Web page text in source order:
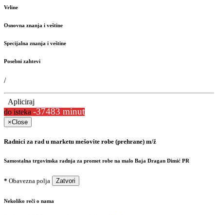
Vrline
Osnovna znanja i veštine
Specijalna znanja i veštine
Posebni zahtevi
/
Apliciraj
do isteka -37483 minut
×Close
Radnici za rad u marketu mešovite robe (prehrane) m/ž
Samostalna trgovinska radnja za promet robe na malo Baja Dragan Dimić PR
* Obavezna polja Zatvori
Nekoliko reči o nama